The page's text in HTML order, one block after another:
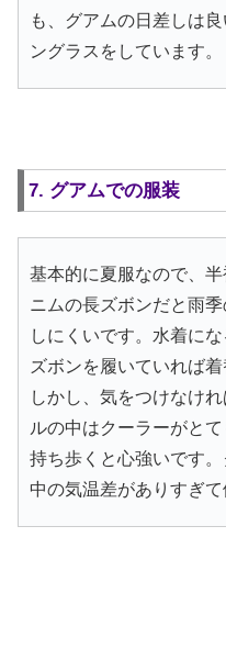
も、グアムの日差しは
ングラスをしています。
7. グアムでの服装
基本的に夏服なので、
ニムの長ズボンだと雨
しにくいです。水着に
ズボンを履いていれば
しかし、気をつけなけ
ルの中はクーラーがと
持ち歩くと心強いです
中の気温差がありすぎ